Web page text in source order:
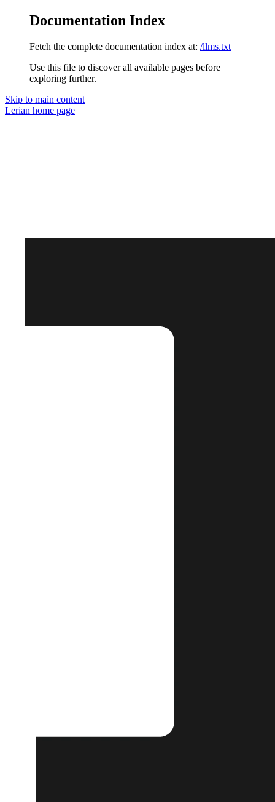
Documentation Index
Fetch the complete documentation index at: /llms.txt
Use this file to discover all available pages before
exploring further.
Skip to main content
Lerian home page